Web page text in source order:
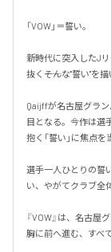
「VOW」＝誓い。
新時代に突入したJ
抜く――そんな"誓い"を
Qaijffが名古屋グラ
目となる。今作は選
抱く「誓い」に焦点を
選手一人ひとりの誓
い、やがてクラブ全
『VOW』は、名古
胸に前へ進む、すべ